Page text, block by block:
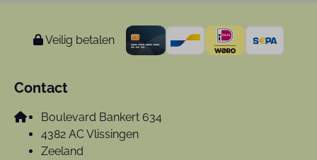
Veilig betalen
Contact
Boulevard Bankert 634
4382 AC Vlissingen
Zeeland